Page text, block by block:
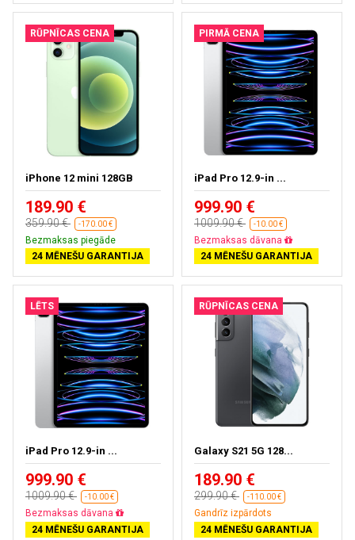
RŪPNĪCAS CENA
iPhone 12 mini 128GB
189.90 €
359.90 € -170.00 €
Bezmaksas piegāde
24 MĒNEŠU GARANTIJA
PIRMĀ CENA
iPad Pro 12.9-in ...
999.90 €
1009.90 € -10.00 €
Bezmaksas dāvana
24 MĒNEŠU GARANTIJA
LĒTS
iPad Pro 12.9-in ...
999.90 €
1009.90 € -10.00 €
Bezmaksas dāvana
24 MĒNEŠU GARANTIJA
RŪPNĪCAS CENA
Galaxy S21 5G 128...
189.90 €
299.90 € -110.00 €
Gandrīz izpārdots
24 MĒNEŠU GARANTIJA